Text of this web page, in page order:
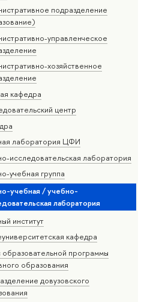
подразделение
управленческое
хозяйственное
кафедра
центр
лаборатория ЦФИ
исследовательская лаборатория
учебная группа
учебная / учебно-
лаборатория
институт
кафедра
программы
образования
довузовского